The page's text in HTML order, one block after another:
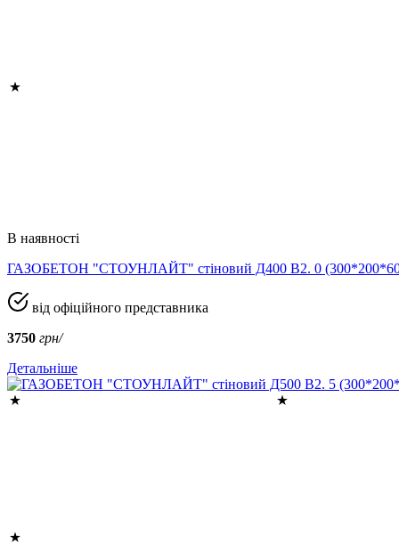
В наявності
ГАЗОБЕТОН "СТОУНЛАЙТ" стіновий Д400 В2. 0
від офіційного представника
3750 грн/
Детальніше